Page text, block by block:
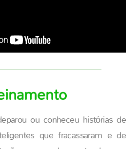
ou conheceu histórias de
que fracassaram e de